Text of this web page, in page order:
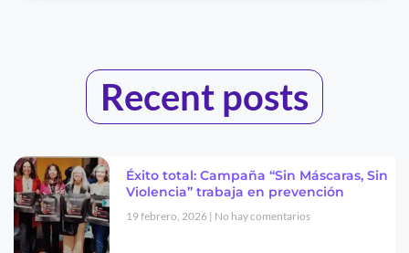
Recent posts
Éxito total: Campaña “Sin Máscaras, Sin
Violencia” trabaja en prevención
19 febrero, 2026 No hay comentarios